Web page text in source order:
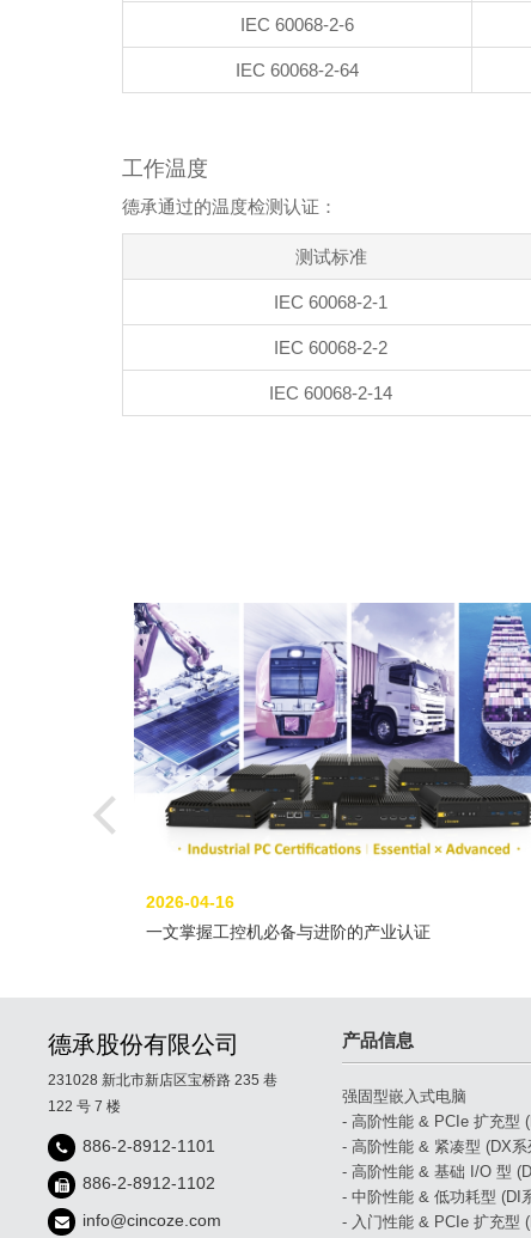
IEC 60068-2-6
IEC 60068-2-64
工作温度
德承通过的温度检测认证：
测试标准
IEC 60068-2-1
IEC 60068-2-2
IEC 60068-2-14
2026-04-16
一文掌握工控机必备与进阶的产业认证
德承股份有限公司
231028 新北市新店区宝桥路 235 巷
122 号 7 楼
886-2-8912-1101
886-2-8912-1102
info@cincoze.com
产品信息
强固型嵌入式电脑
- 高阶性能 & PCIe 扩充型
- 高阶性能 & 紧凑型 (DX系
- 高阶性能 & 基础 I/O 型
- 中阶性能 & 低功耗型 (DI
- 入门性能 & PCIe 扩充型